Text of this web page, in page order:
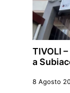
TIVOLI
a
8 Agosto